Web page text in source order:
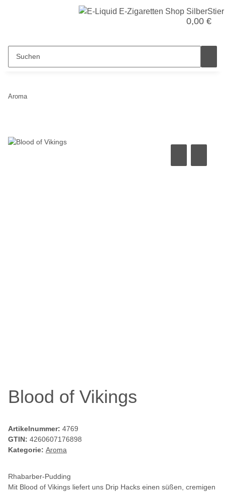
0,00 €
Aroma
Blood of Vikings
Artikelnummer: 4769
GTIN: 4260607176898
Kategorie: Aroma
Rhabarber-Pudding
Mit Blood of Vikings liefert uns Drip Hacks einen süßen, cremigen